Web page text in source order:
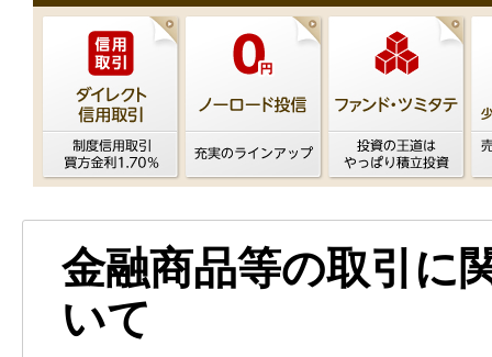
金融商品等の取引に
いて